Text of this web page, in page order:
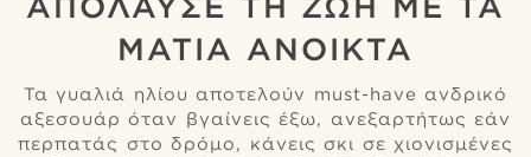
ΜΆΤΙΑ ΑΝΟΙΚΤΆ
Τα γυαλιά ηλίου αποτελούν must-have ανδρικό
αξεσουάρ όταν βγαίνεις έξω, ανεξαρτήτως εάν
περπατάς στο δρόμο, κάνεις σκι σε χιονισμένες